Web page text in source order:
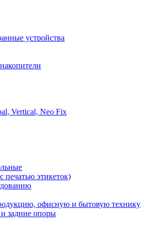
устройства
Vertical, Neo Fix
печатью этикеток)
офисную и бытовую технику
задние опоры